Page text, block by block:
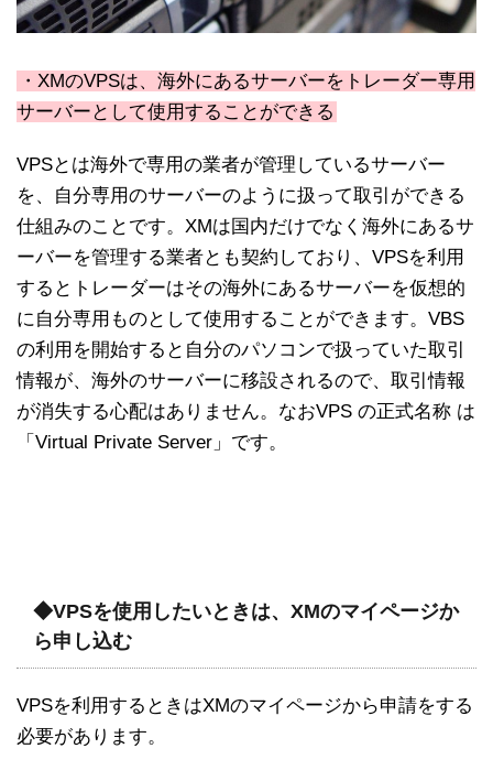
・XMのVPSは、海外にあるサーバーをトレーダー専用
サーバーとして使用することができる
VPSとは海外で専用の業者が管理しているサーバー
を、自分専用のサーバーのように扱って取引ができる
仕組みのことです。XMは国内だけでなく海外にあるサ
ーバーを管理する業者とも契約しており、VPSを利用
するとトレーダーはその海外にあるサーバーを仮想的
に自分専用ものとして使用することができます。VBS
の利用を開始すると自分のパソコンで扱っていた取引
情報が、海外のサーバーに移設されるので、取引情報
が消失する心配はありません。なおVPS の正式名称 は
「Virtual Private Server」です。
◆VPSを使用したいときは、XMのマイページか
ら申し込む
VPSを利用するときはXMのマイページから申請をする
必要があります。